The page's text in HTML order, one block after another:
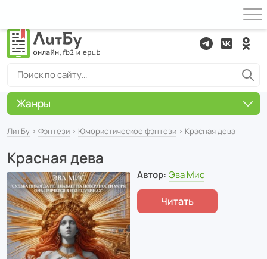
ЛитБу › Фэнтези › Юмористическое фэнтези › Красная дева
Красная дева
Автор: Эва Мис
Читать
Жанры